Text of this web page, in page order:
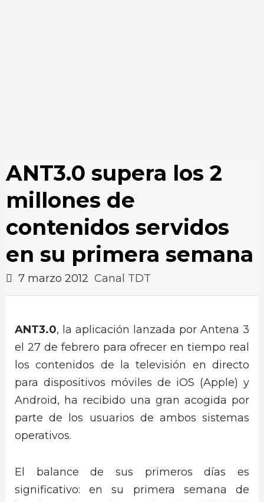
ANT3.0 supera los 2
millones de
contenidos servidos
en su primera semana
7 marzo 2012 Canal TDT
ANT3.0, la aplicación lanzada por Antena 3
el 27 de febrero para ofrecer en tiempo real
los contenidos de la televisión en directo
para dispositivos móviles de iOS (Apple) y
Android, ha recibido una gran acogida por
parte de los usuarios de ambos sistemas
operativos.
El balance de sus primeros días es
significativo: en su primera semana de